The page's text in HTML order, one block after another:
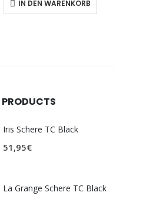
IN DEN WARENKORB
Iris Schere TC Black
51,95€
La Grange Schere TC Black